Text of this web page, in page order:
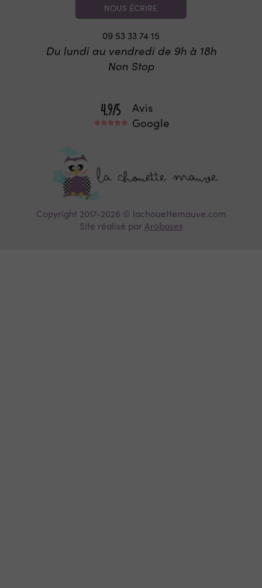
NOUS ÉCRIRE
09 53 33 74 15
Du lundi au vendredi de 9h à 18h
Non Stop
Avis
Google
Copyright 2017-2026 © lachouettemauve.com
Site réalisé par Arobases